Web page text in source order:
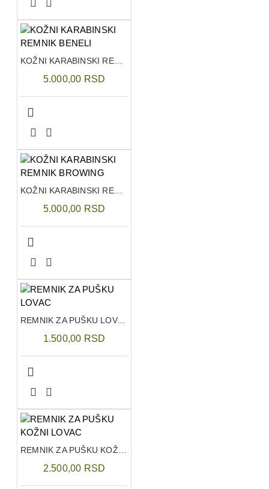
KOŽNI KARABINSKI REMNIK BENELI
5.000,00 RSD
KOŽNI KARABINSKI REMNIK BROWING
5.000,00 RSD
REMNIK ZA PUŠKU LOVAC
1.500,00 RSD
2.500,00 RSD